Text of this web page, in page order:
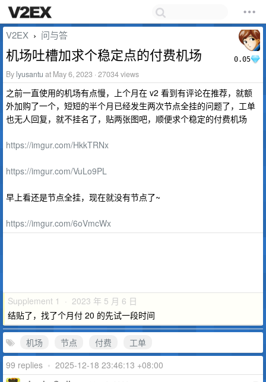
0.05
V2EX › 问与答
机场吐槽加求个稳定点的付费机场
By lyusantu at May 6, 2023 · 27034 views
之前一直使用的机场有点慢，上个月在 v2 看到有评论在推荐，就额
外加购了一个，短短的半个月已经发生两次节点全挂的问题了，工单
也无人回复，就不挂名了，贴两张图吧，顺便求个稳定的付费机场
https://imgur.com/HkkTRNx
https://imgur.com/VuLo9PL
早上看还是节点全挂，现在就没有节点了~
https://imgur.com/6oVmcWx
Supplement 1 · 2023 年 5 月 6 日
结贴了，找了个月付 20 的先试一段时间
机场 节点 付费
工单
99 replies • 2025-12-18 23:46:13 +08:00